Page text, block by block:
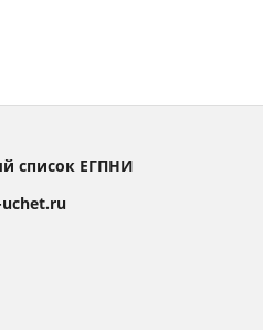
список ЕГПНИ
uchet.ru